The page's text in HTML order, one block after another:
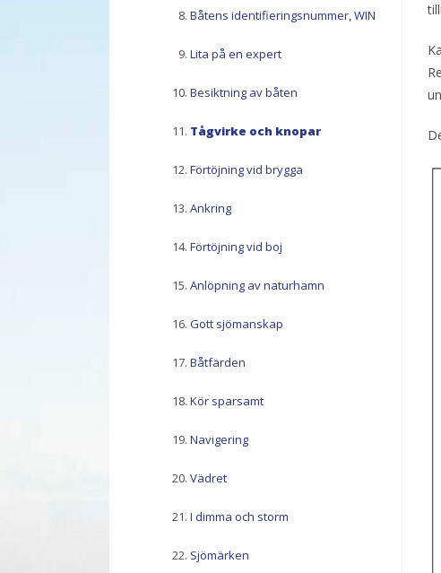
Båtens identifieringsnummer, WIN
Lita på en expert
Besiktning av båten
Tågvirke och knopar
Förtöjning vid brygga
Ankring
Förtöjning vid boj
Anlöpning av naturhamn
Gott sjömanskap
Båtfärden
Kör sparsamt
Navigering
Vädret
I dimma och storm
Sjömärken